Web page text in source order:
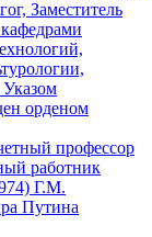
профессор
работник
Г.М.
Путина